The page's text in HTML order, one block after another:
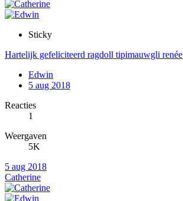
Sticky
Hartelijk gefeliciteerd ragdoll tipimauwgli renée
Edwin
5 aug 2018
Reacties
1
Weergaven
5K
5 aug 2018
Catherine